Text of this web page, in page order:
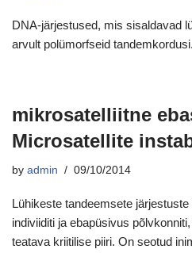
DNA-järjestused, mis sisaldavad
arvult polümorfseid
mikrosatelliitne
Microsatellite
by admin 09/10/2014
Lühikeste tandeemsete
indiviiditi ja ebapüsivus
teatava kriitilise piiri. On seotud